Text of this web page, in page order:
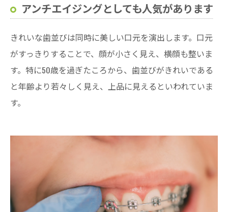
アンチエイジングとしても人気があります
きれいな歯並びは同時に美しい口元を演出します。口元
がすっきりすることで、顔が小さく見え、横顔も整いま
す。特に50歳を過ぎたころから、歯並びがきれいである
と年齢より若々しく見え、上品に見えるといわれていま
す。